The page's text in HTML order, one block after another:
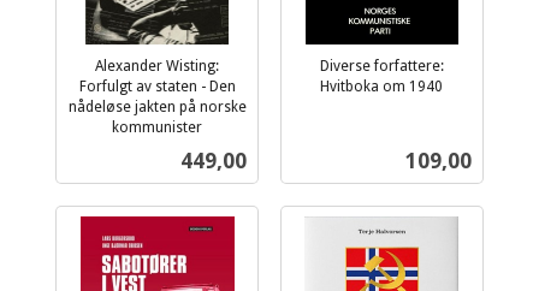
Alexander Wisting:
Forfulgt av staten - Den
nådeløse jakten på norske
kommunister
Pris
449,00
Diverse forfattere:
Hvitboka om 1940
Pris
109,00